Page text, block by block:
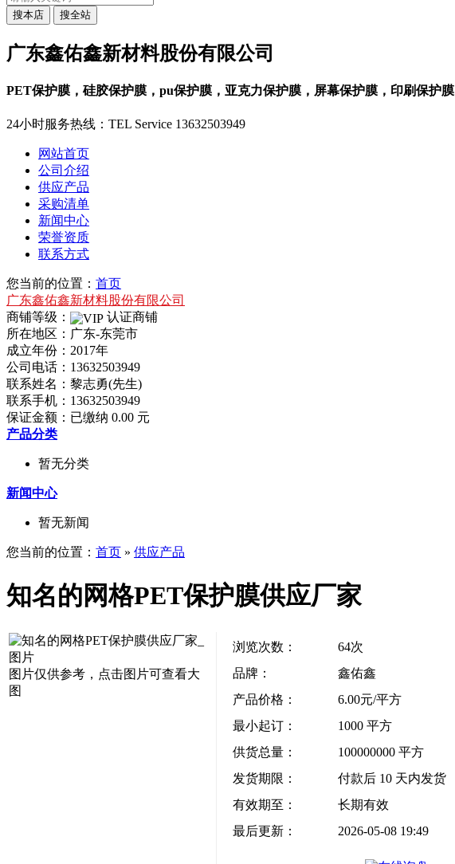
广东鑫佑鑫新材料股份有限公司
PET保护膜，硅胶保护膜，pu保护膜，亚克力保护膜，屏幕保护膜，印刷保护膜
24小时服务热线： TEL Service 13632503949
网站首页
公司介绍
供应产品
采购清单
新闻中心
荣誉资质
联系方式
您当前的位置： 首页
广东鑫佑鑫新材料股份有限公司
商铺等级：
认证商铺
所在地区：广东-东莞市
成立年份：2017年
公司电话： 13632503949
联系姓名：黎志勇(先生)
联系手机： 13632503949
保证金额： 已缴纳 0.00 元
产品分类
暂无分类
新闻中心
暂无新闻
您当前的位置： 首页 » 供应产品
知名的网格PET保护膜供应厂家
图片仅供参考，点击图片可查看大
图
浏览次数： 64次
品牌：
鑫佑鑫
产品价格：
6.00元/平方
最小起订：
1000 平方
供货总量：
100000000 平方
发货期限：
付款后 10 天内发货
有效期至：
长期有效
最后更新：
2026-05-08 19:49